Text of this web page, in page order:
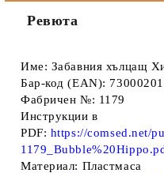
Ревюта
Име: Забавния хълцащ
Бар-код (EAN):
Фабричен №: 1179
Инструкции в
PDF: https://comsed.net/
Материал: Пластмаса